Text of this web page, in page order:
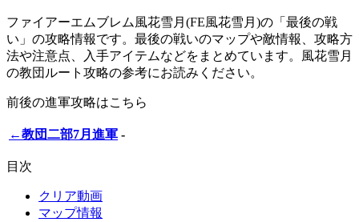
ファイアーエムブレム風花雪月(FE風花雪月)の「最後の戦
い」の攻略情報です。最後の戦いのマップや敵情報、攻略方
法や注意点、入手アイテムなどをまとめています。風花雪月
の教団ルート攻略の参考にお読みください。
前後の進軍攻略はこちら
←教団二部7月進軍 -
目次
クリア動画
マップ情報